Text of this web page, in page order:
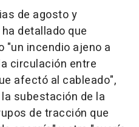
de agosto y
detallado que
"un incendio ajeno a
circulación entre
afectó al cableado",
subestación de la
de tracción que